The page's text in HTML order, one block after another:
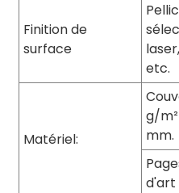
Finition de
surface
etc.
Matériel:
g/
mm.
d'art